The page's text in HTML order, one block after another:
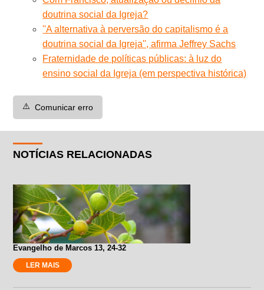
doutrina social da Igreja?
''A alternativa à perversão do capitalismo é a
doutrina social da Igreja'', afirma Jeffrey Sachs
Fraternidade de políticas públicas: à luz do
ensino social da Igreja (em perspectiva histórica)
⚠️ Comunicar erro
NOTÍCIAS RELACIONADAS
Evangelho de Marcos 13, 24-32
LER MAIS